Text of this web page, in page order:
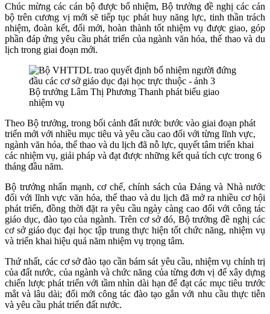
Chúc mừng các cán bộ được bổ nhiệm, Bộ trưởng đề nghị các cán
bộ trên cương vị mới sẽ tiếp tục phát huy năng lực, tinh thần trách
nhiệm, đoàn kết, đổi mới, hoàn thành tốt nhiệm vụ được giao, góp
phần đáp ứng yêu cầu phát triển của ngành văn hóa, thể thao và du
lịch trong giai đoạn mới.
Bộ trưởng Lâm Thị Phương Thanh phát biểu giao
nhiệm vụ
Theo Bộ trưởng, trong bối cảnh đất nước bước vào giai đoạn phát
triển mới với nhiều mục tiêu và yêu cầu cao đối với từng lĩnh vực,
ngành văn hóa, thể thao và du lịch đã nỗ lực, quyết tâm triển khai
các nhiệm vụ, giải pháp và đạt được những kết quả tích cực trong 6
tháng đầu năm.
Bộ trưởng nhấn mạnh, cơ chế, chính sách của Đảng và Nhà nước
đối với lĩnh vực văn hóa, thể thao và du lịch đã mở ra nhiều cơ hội
phát triển, đồng thời đặt ra yêu cầu ngày càng cao đối với công tác
giáo dục, đào tạo của ngành.Trên cơ sở đó, Bộ trưởng đề nghị các
cơ sở giáo dục đại học tập trung thực hiện tốt chức năng, nhiệm vụ
và triển khai hiệu quả năm nhiệm vụ trọng tâm.
Thứ nhất, các cơ sở đào tạo cần bám sát yêu cầu, nhiệm vụ chính trị
của đất nước, của ngành và chức năng của từng đơn vị để xây dựng
chiến lược phát triển với tầm nhìn dài hạn để đạt các mục tiêu trước
mắt và lâu dài; đổi mới công tác đào tạo gắn với nhu cầu thực tiễn
và yêu cầu phát triển đất nước.